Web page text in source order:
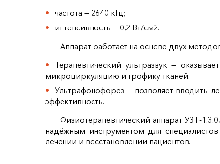
частота — 2640 кГц;
интенсивность — 0,2 Вт/см2.
Аппарат работает на основе двух
Терапевтический ультразвук —
микроциркуляцию и трофику тканей.
Ультрафонофорез — позволяет вводить
эффективность.
Физиотерапевтический аппарат
надёжным инструментом для
лечении и восстановлении пациентов.